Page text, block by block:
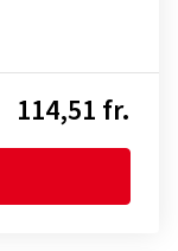
114,51 fr.